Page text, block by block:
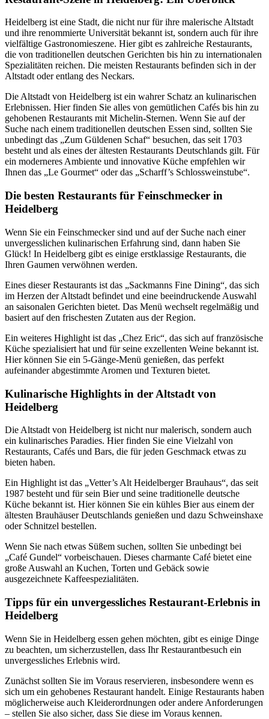
Heidelberg ist eine Stadt, die nicht nur für ihre malerische Altstadt
und ihre renommierte Universität bekannt ist, sondern auch für ihre
vielfältige Gastronomieszene. Hier gibt es zahlreiche Restaurants,
die von traditionellen deutschen Gerichten bis hin zu internationalen
Spezialitäten reichen. Die meisten Restaurants befinden sich in der
Altstadt oder entlang des Neckars.
Die Altstadt von Heidelberg ist ein wahrer Schatz an kulinarischen
Erlebnissen. Hier finden Sie alles von gemütlichen Cafés bis hin zu
gehobenen Restaurants mit Michelin-Sternen. Wenn Sie auf der
Suche nach einem traditionellen deutschen Essen sind, sollten Sie
unbedingt das „Zum Güldenen Schaf“ besuchen, das seit 1703
besteht und als eines der ältesten Restaurants Deutschlands gilt. Für
ein moderneres Ambiente und innovative Küche empfehlen wir
Ihnen das „Le Gourmet“ oder das „Scharff’s Schlossweinstube“.
Die besten Restaurants für Feinschmecker in
Heidelberg
Wenn Sie ein Feinschmecker sind und auf der Suche nach einer
unvergesslichen kulinarischen Erfahrung sind, dann haben Sie
Glück! In Heidelberg gibt es einige erstklassige Restaurants, die
Ihren Gaumen verwöhnen werden.
Eines dieser Restaurants ist das „Sackmanns Fine Dining“, das sich
im Herzen der Altstadt befindet und eine beeindruckende Auswahl
an saisonalen Gerichten bietet. Das Menü wechselt regelmäßig und
basiert auf den frischesten Zutaten aus der Region.
Ein weiteres Highlight ist das „Chez Eric“, das sich auf französische
Küche spezialisiert hat und für seine exzellenten Weine bekannt ist.
Hier können Sie ein 5-Gänge-Menü genießen, das perfekt
aufeinander abgestimmte Aromen und Texturen bietet.
Kulinarische Highlights in der Altstadt von
Heidelberg
Die Altstadt von Heidelberg ist nicht nur malerisch, sondern auch
ein kulinarisches Paradies. Hier finden Sie eine Vielzahl von
Restaurants, Cafés und Bars, die für jeden Geschmack etwas zu
bieten haben.
Ein Highlight ist das „Vetter’s Alt Heidelberger Brauhaus“, das seit
1987 besteht und für sein Bier und seine traditionelle deutsche
Küche bekannt ist. Hier können Sie ein kühles Bier aus einem der
ältesten Brauhäuser Deutschlands genießen und dazu Schweinshaxe
oder Schnitzel bestellen.
Wenn Sie nach etwas Süßem suchen, sollten Sie unbedingt bei
„Café Gundel“ vorbeischauen. Dieses charmante Café bietet eine
große Auswahl an Kuchen, Torten und Gebäck sowie
ausgezeichnete Kaffeespezialitäten.
Tipps für ein unvergessliches Restaurant-Erlebnis in
Heidelberg
Wenn Sie in Heidelberg essen gehen möchten, gibt es einige Dinge
zu beachten, um sicherzustellen, dass Ihr Restaurantbesuch ein
unvergessliches Erlebnis wird.
Zunächst sollten Sie im Voraus reservieren, insbesondere wenn es
sich um ein gehobenes Restaurant handelt. Einige Restaurants haben
möglicherweise auch Kleiderordnungen oder andere Anforderungen
– stellen Sie also sicher, dass Sie diese im Voraus kennen.